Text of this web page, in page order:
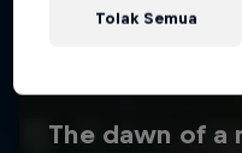
Tolak Semua